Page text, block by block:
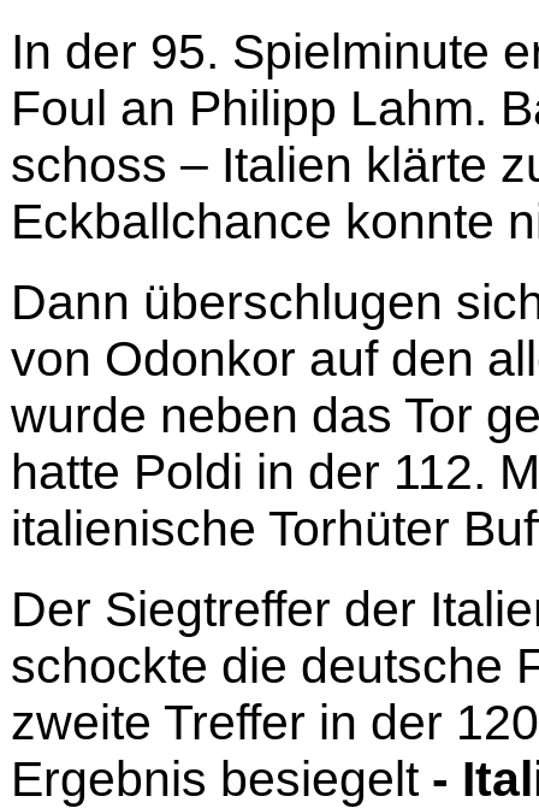
In der 95. Spielminute
Foul an Philipp Lahm.
schoss – Italien klärte
Eckballchance konnte
Dann überschlugen
von Odonkor auf den
wurde neben das Tor
hatte Poldi in der 112.
italienische Torhüter
Der Siegtreffer der
schockte die deutsche
zweite Treffer in der
Ergebnis besiegelt -